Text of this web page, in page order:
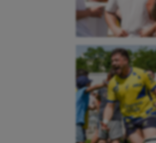
Athlétisme
Aviron
Balle à la main
Ballon au poing
Baseball
Billard